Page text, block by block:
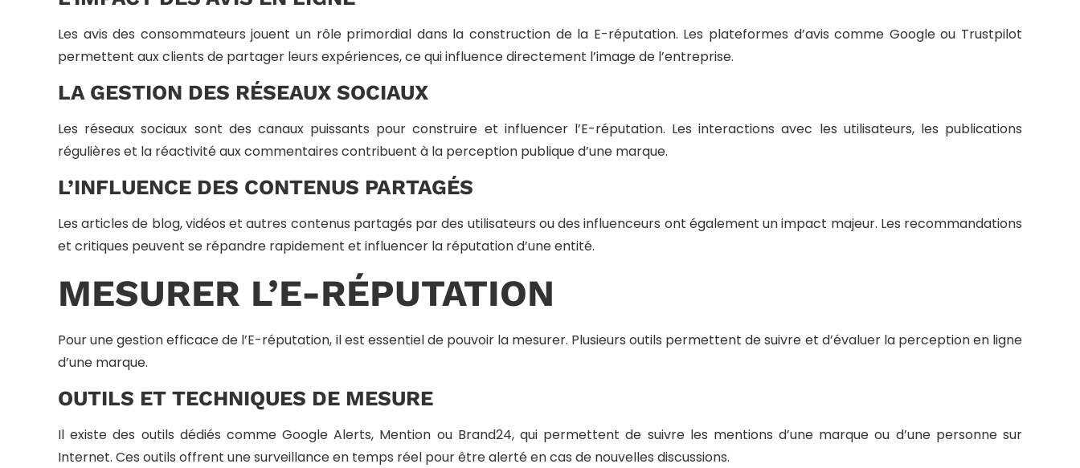
Les avis des consommateurs jouent un rôle primordial dans la construction de la E-réputation. Les plateformes d’avis comme Google ou Trustpilot
permettent aux clients de partager leurs expériences, ce qui influence directement l’image de l’entreprise.
LA GESTION DES RÉSEAUX SOCIAUX
Les réseaux sociaux sont des canaux puissants pour construire et influencer l’E-réputation. Les interactions avec les utilisateurs, les publications
régulières et la réactivité aux commentaires contribuent à la perception publique d’une marque.
L’INFLUENCE DES CONTENUS PARTAGÉS
Les articles de blog, vidéos et autres contenus partagés par des utilisateurs ou des influenceurs ont également un impact majeur. Les recommandations
et critiques peuvent se répandre rapidement et influencer la réputation d’une entité.
MESURER L’E-RÉPUTATION
Pour une gestion efficace de l’E-réputation, il est essentiel de pouvoir la mesurer. Plusieurs outils permettent de suivre et d’évaluer la perception en ligne
d’une marque.
OUTILS ET TECHNIQUES DE MESURE
Il existe des outils dédiés comme Google Alerts, Mention ou Brand24, qui permettent de suivre les mentions d’une marque ou d’une personne sur
Internet. Ces outils offrent une surveillance en temps réel pour être alerté en cas de nouvelles discussions.